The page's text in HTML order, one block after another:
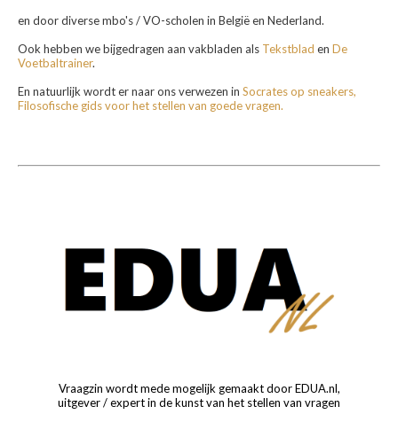
en door diverse mbo's / VO-scholen in België en Nederland.
Ook hebben we bijgedragen aan vakbladen als Tekstblad en De
Voetbaltrainer.
En natuurlijk wordt er naar ons verwezen in Socrates op sneakers,
Filosofische gids voor het stellen van goede vragen.
Vraagzin wordt mede mogelijk gemaakt door EDUA.nl,
uitgever / expert in de kunst van het stellen van vragen